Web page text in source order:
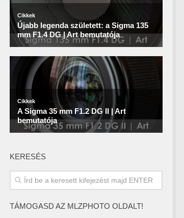
KERESÉS
TÁMOGASD AZ MLZPHOTO OLDALT!